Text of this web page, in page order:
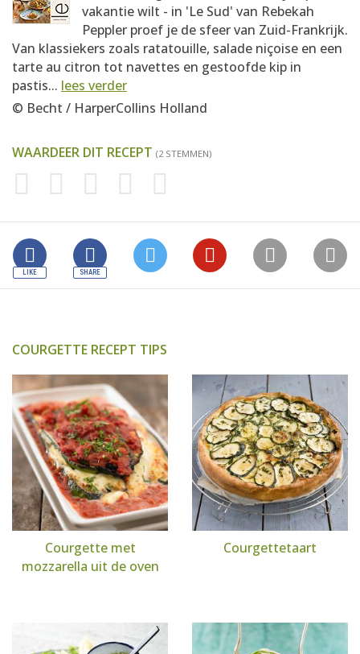
vakantie wilt - in 'Le Sud' van Rebekah
Peppler proef je de sfeer van Zuid-Frankrijk.
Van klassiekers zoals ratatouille, salade niçoise en een
tarte au citron tot navettes en gestoofde kip in
pastis... lees verder
© Becht / HarperCollins Holland
WAARDEER DIT RECEPT (2 STEMMEN)
COURGETTE RECEPT TIPS
Courgette met
mozzarella uit de oven
Courgettetaart